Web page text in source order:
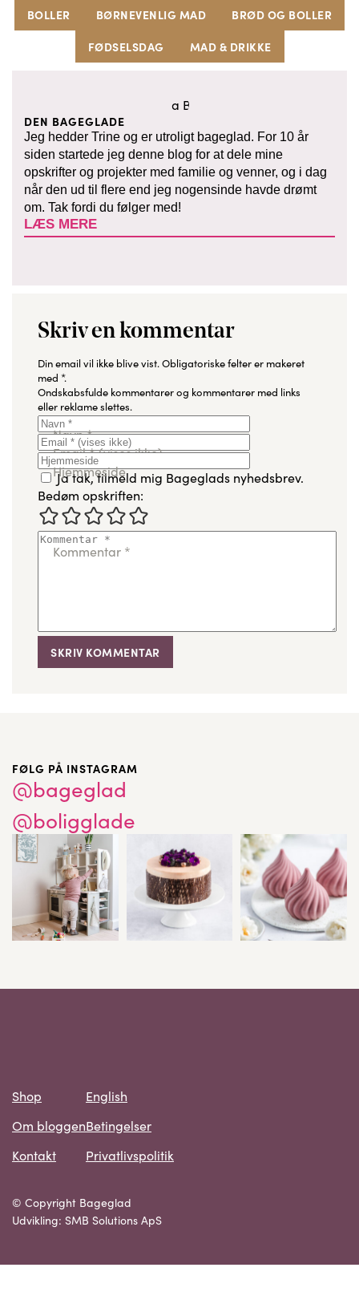
BOLLER
BØRNEVENLIG MAD
BRØD OG BOLLER
FØDSELSDAG
MAD & DRIKKE
DEN BAGEGLADE
Jeg hedder Trine og er utroligt bageglad. For 10 år
siden startede jeg denne blog for at dele mine
opskrifter og projekter med familie og venner, og i dag
når den ud til flere end jeg nogensinde havde drømt
om. Tak fordi du følger med!
LÆS MERE
Skriv en kommentar
Din email vil ikke blive vist.Obligatoriske felter er makeret
med *.
Ondskabsfulde kommentarer og kommentarer med links
eller reklame slettes.
Navn*
Email*(vises ikke)
Hjemmeside
Ja tak, tilmeld mig Bageglads nyhedsbrev.
Bedøm opskriften:
Kommentar *
FØLG PÅ INSTAGRAM
@bageglad
@boligglade
Shop
Om bloggen
Kontakt
English
Betingelser
Privatlivspolitik
© Copyright Bageglad
Udvikling: SMB Solutions ApS